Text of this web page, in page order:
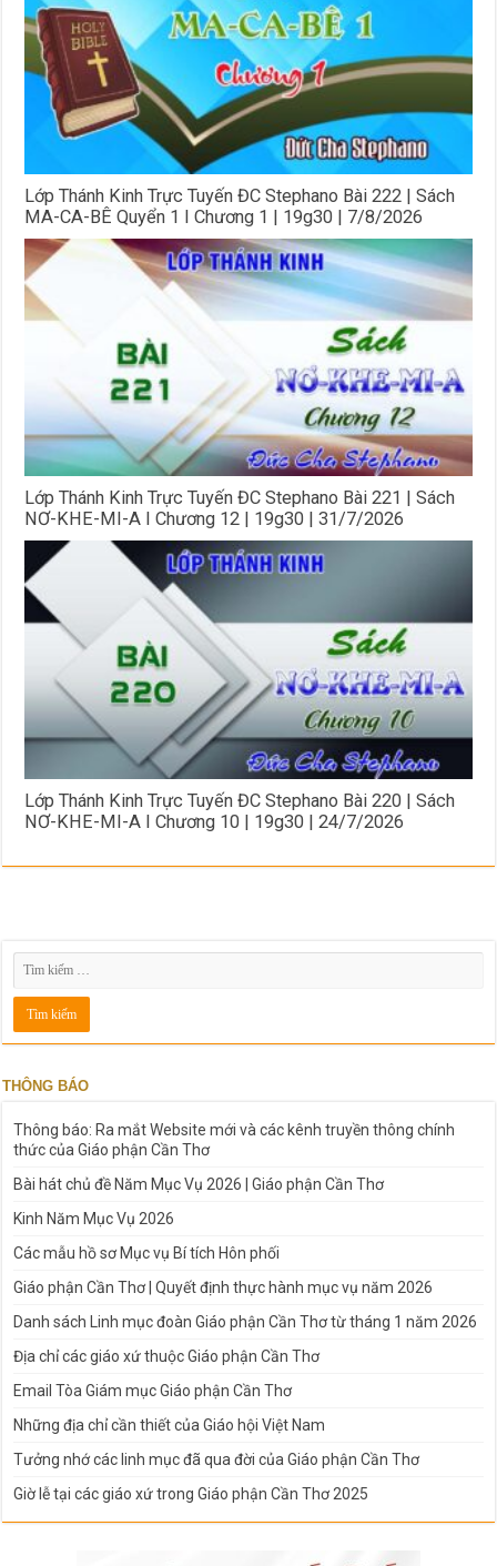
Lớp Thánh Kinh Trực Tuyến ĐC Stephano Bài 222 | Sách
MA-CA-BÊ Quyển 1 I Chương 1 | 19g30 | 7/8/2026
Lớp Thánh Kinh Trực Tuyến ĐC Stephano Bài 221 | Sách
NƠ-KHE-MI-A I Chương 12 | 19g30 | 31/7/2026
Lớp Thánh Kinh Trực Tuyến ĐC Stephano Bài 220 | Sách
NƠ-KHE-MI-A I Chương 10 | 19g30 | 24/7/2026
THÔNG BÁO
Thông báo: Ra mắt Website mới và các kênh truyền thông chính
thức của Giáo phận Cần Thơ
Bài hát chủ đề Năm Mục Vụ 2026 | Giáo phận Cần Thơ
Kinh Năm Mục Vụ 2026
Các mẫu hồ sơ Mục vụ Bí tích Hôn phối
Giáo phận Cần Thơ | Quyết định thực hành mục vụ năm 2026
Danh sách Linh mục đoàn Giáo phận Cần Thơ từ tháng 1 năm 2026
Địa chỉ các giáo xứ thuộc Giáo phận Cần Thơ
Email Tòa Giám mục Giáo phận Cần Thơ
Những địa chỉ cần thiết của Giáo hội Việt Nam
Tưởng nhớ các linh mục đã qua đời của Giáo phận Cần Thơ
Giờ lễ tại các giáo xứ trong Giáo phận Cần Thơ 2025